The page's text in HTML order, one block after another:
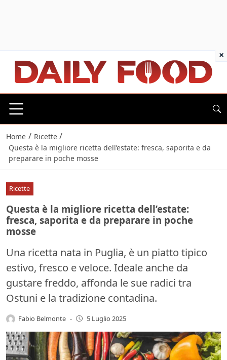
Home / Ricette /
Questa è la migliore ricetta dell’estate: fresca, saporita e da
preparare in poche mosse
Ricette
Questa è la migliore ricetta dell’estate:
fresca, saporita e da preparare in poche
mosse
Una ricetta nata in Puglia, è un piatto tipico
estivo, fresco e veloce. Ideale anche da
gustare freddo, affonda le sue radici tra
Ostuni e la tradizione contadina.
Fabio Belmonte - 5 Luglio 2025
×